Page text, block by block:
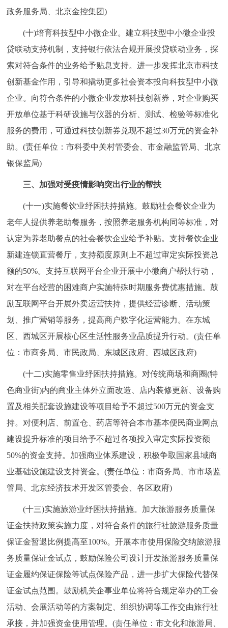
政务服务局、北京金控集团)
(十)培育科技型中小微企业。建立科技型中小微企业投
贷联动支持机制，支持银行依法合规开展投贷联动业务，探
索对符合条件的业务给予贴息支持。进一步发挥北京市科技
创新基金作用，引导和撬动更多社会资本投向科技型中小微
企业。向符合条件的小微企业发放科技创新券，对企业购买
开放单位基于科研设施与仪器的分析、测试、检验等标准化
服务的费用，可通过科技创新券兑现不超过30万元的资金补
助。(责任单位：市科委中关村管委会、市金融监管局、北京
银保监局)
三、加强对受疫情影响突出行业的帮扶
(十一)实施餐饮业纾困扶持措施。鼓励社会餐饮企业为
老年人提供养老助餐服务，按照养老服务机构同等标准，对
认定为养老助餐点的社会餐饮企业给予补贴。支持餐饮企业
新建连锁直营餐厅，支持额度原则上不超过审定实际投资总
额的50%。支持互联网平台企业开展中小微商户帮扶行动，
对在平台经营的困难商户实施特殊时期服务费优惠措施。鼓
励互联网平台开展外卖运营扶持，提供经营诊断、活动策
划、推广营销等服务，提高商户数字化运营能力。在东城
区、西城区开展核心区生活性服务业品质提升行动。(责任单
位：市商务局、市民政局、东城区政府、西城区政府)
(十二)实施零售业纾困扶持措施。对传统商场和商圈(特
色商业街)内的商业主体外立面改造、店内装修更新、设备购
置及相关配套设施建设等项目给予不超过500万元的资金支
持。对便利店、前置仓、药店等符合本市基本便民商业网点
建设提升标准的项目给予不超过各项投入审定实际投资额
50%的资金支持。加强商业体系建设，积极争取国家县域商
业基础设施建设支持资金。(责任单位：市商务局、市市场监
管局、北京经济技术开发区管委会、各区政府)
(十三)实施旅游业纾困扶持措施。加大旅游服务质量保
证金扶持政策实施力度，对符合条件的旅行社旅游服务质量
保证金暂退比例提高至100%。开展本市使用保险交纳旅游服
务质量保证金试点，鼓励保险公司设计开发旅游服务质量保
证金履约保证保险等试点保险产品，进一步扩大保险代替保
证金试点范围。鼓励机关企事业单位将符合规定举办的工会
活动、会展活动等的方案制定、组织协调等工作交由旅行社
承接，并加强资金使用管理。(责任单位：市文化和旅游局、